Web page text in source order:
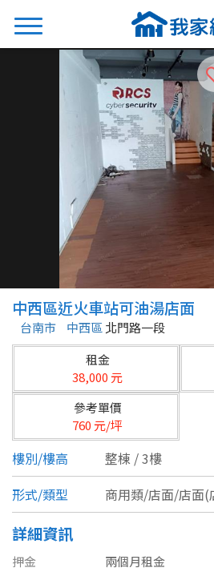
熱門關鍵字
2026 台北降價好屋限量釋出
2026 新
2026 台中降價好屋限量釋出
2026 台
2026 高雄降價好屋限量釋出
縣市
不限
台北市
基隆市
新北市
宜蘭縣
桃園市
區域
類型(可複選)
不拘
透天厝
中西區近火車站可油湯店面
台南市 中西區 北門路一段
租金
38,000 元
參考單價
760 元/坪
樓別/樓高
整棟 / 3樓
形式/類型
商用類/店面/店面(
詳細資訊
押金
兩個月租金